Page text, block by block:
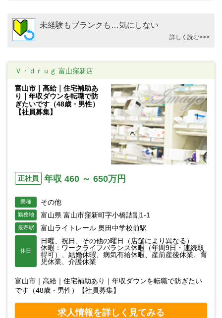
未経験もブランクも…気にしない
詳しく読む>>>
Ｖ・ｄｒｕｇ 富山窪新店
富山市｜高給｜住宅補助あ
り｜年収ダウンを転職で防
ぎたいです（48歳・男性）
【社員募集】
正社員 年収 460 ～ 650万円
業種 その他
勤務地 富山県 富山市窪新町字小橋詰割1-1
最寄駅 富山ライトレール 奥田中学校前駅
休日
日曜、祝日、その他の曜日（店舗により異なる）
休暇：ワークライフバランス休暇（年間9日・連続取
得可）、結婚休暇、病気有給休暇、産前産後休業、育
児休業、介護休業
富山市｜高給｜住宅補助あり｜年収ダウンを転職で防ぎたい
です（48歳・男性）【社員募集】
求人情報を詳しく見てみる